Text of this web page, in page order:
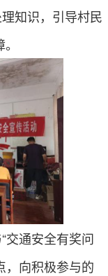
知识，引导村民
交通安全有奖问
，向积极参与的